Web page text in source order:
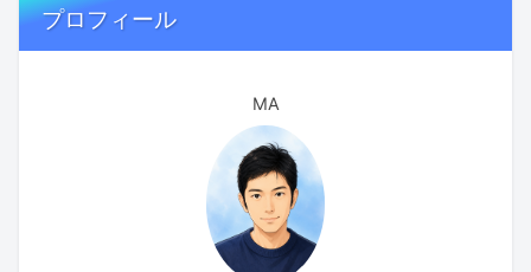
プロフィール
MA